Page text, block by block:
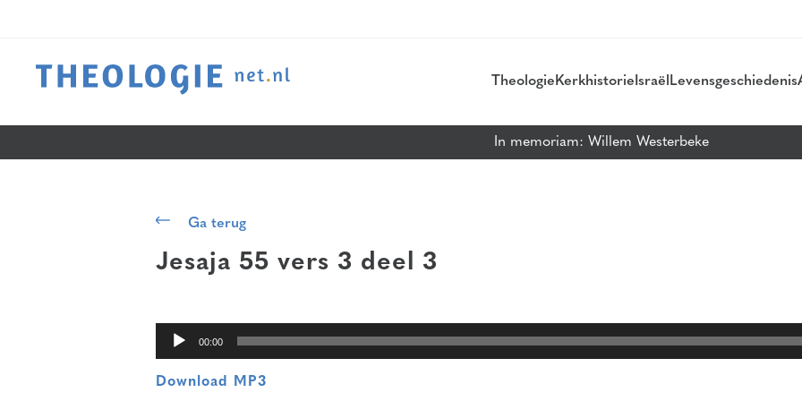
Theologie Kerkhistorie Israël Levensgeschiedenis
In memoriam: Willem Westerbeke
Ga terug
Jesaja 55 vers 3 deel 3
00:00
Download MP3